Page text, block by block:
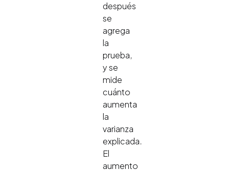
después
se
agrega
la
prueba,
y se
mide
cuánto
aumenta
la
varianza
explicada.
El
aumento